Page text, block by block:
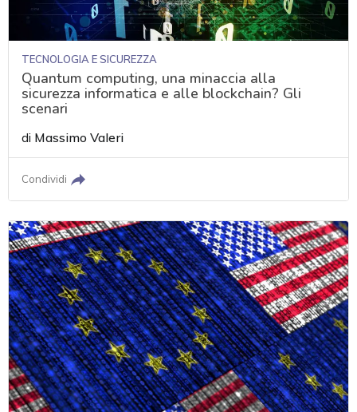
TECNOLOGIA E SICUREZZA
Quantum computing, una minaccia alla
sicurezza informatica e alle blockchain? Gli
scenari
di Massimo Valeri
Condividi